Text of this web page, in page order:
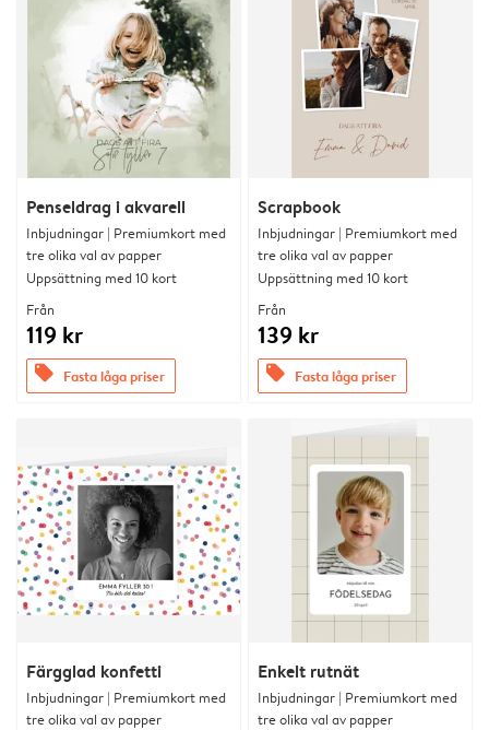
Penseldrag i akvarell
Inbjudningar | Premiumkort med
tre olika val av papper
Uppsättning med 10 kort
Från
119 kr
offers Fasta låga priser
Scrapbook
Inbjudningar | Premiumkort med
tre olika val av papper
Uppsättning med 10 kort
Från
139 kr
offers Fasta låga priser
Färgglad konfetti
Inbjudningar | Premiumkort med
tre olika val av papper
Enkelt rutnät
Inbjudningar | Premiumkort med
tre olika val av papper